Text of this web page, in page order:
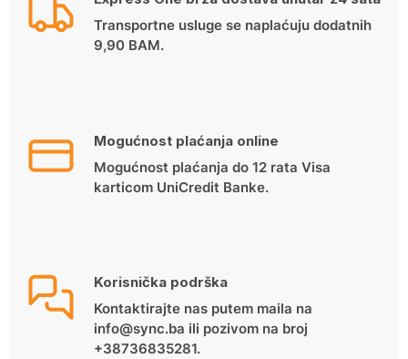
Transportne usluge se naplaćuju dodatnih
9,90 BAM.
Mogućnost plaćanja online
Mogućnost plaćanja do 12 rata Visa
karticom UniCredit Banke.
Korisnička podrška
Kontaktirajte nas putem maila na
info@sync.ba ili pozivom na broj
+38736835281.